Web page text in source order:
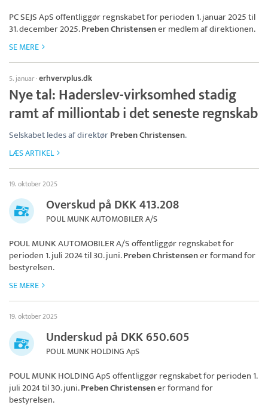
PC SEJS ApSoffentliggør regnskabet for perioden 1. januar 2025 til
31. december 2025.Preben Christensener medlem af direktionen.
SE MERE
5. januar·erhvervplus.dk
Nye tal: Haderslev-virksomhed stadig
ramt af milliontab i det seneste regnskab
Selskabet ledes af direktørPreben Christensen.
LÆS ARTIKEL
19. oktober 2025
Overskud på DKK 413.208
POUL MUNK AUTOMOBILER A/S
POUL MUNK AUTOMOBILER A/Soffentliggør regnskabet for
perioden 1. juli 2024 til 30. juni.Preben Christensener formand for
bestyrelsen.
SE MERE
19. oktober 2025
Underskud på DKK 650.605
POUL MUNK HOLDING ApS
POUL MUNK HOLDING ApSoffentliggør regnskabet for perioden 1.
juli 2024 til 30. juni.Preben Christensener formand for
bestyrelsen.